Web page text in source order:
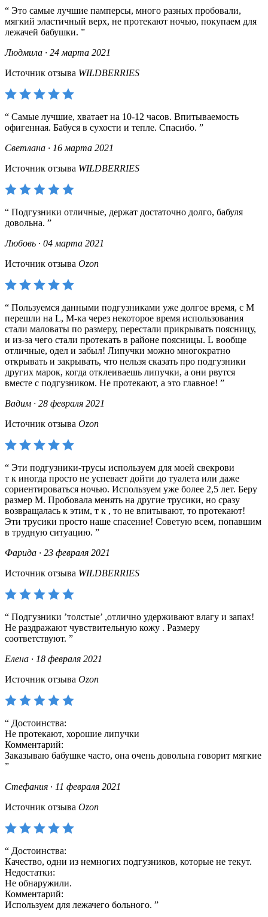
Это самые лучшие памперсы, много разных пробовали,
мягкий эластичный верх, не протекают ночью, покупаем для
лежачей бабушки.
Людмила · 24 марта 2021
Источник отзыва WILDBERRIES
Самые лучшие, хватает на 10-12 часов. Впитываемость
офигенная. Бабуся в сухости и тепле. Спасибо.
Светлана · 16 марта 2021
Источник отзыва WILDBERRIES
Подгузники отличные, держат достаточно долго, бабуля
довольна.
Любовь · 04 марта 2021
Источник отзыва Ozon
Пользуемся данными подгузниками уже долгое время, с М
перешли на L, M-ка через некоторое время использования
стали маловаты по размеру, перестали прикрывать поясницу,
и из-за чего стали протекать в районе поясницы. L вообще
отличные, одел и забыл! Липучки можно многократно
открывать и закрывать, что нельзя сказать про подгузники
других марок, когда отклеиваешь липучки, а они рвутся
вместе с подгузником. Не протекают, а это главное!
Вадим · 28 февраля 2021
Источник отзыва Ozon
Эти подгузники-трусы используем для моей свекрови
т к иногда просто не успевает дойти до туалета или даже
сориентироваться ночью. Используем уже более 2,5 лет. Беру
размер М. Пробовала менять на другие трусики, но сразу
возвращалась к этим, т к , то не впитывают, то протекают!
Эти трусики просто наше спасение! Советую всем, попавшим
в трудную ситуацию.
Фарида · 23 февраля 2021
Источник отзыва WILDBERRIES
Подгузники ’толстые’ ,отлично удерживают влагу и запах!
Не раздражают чувствительную кожу . Размеру
соответствуют.
Елена · 18 февраля 2021
Источник отзыва Ozon
Достоинства:
Не протекают, хорошие липучки
Комментарий:
Заказываю бабушке часто, она очень довольна говорит мягкие
Стефания · 11 февраля 2021
Источник отзыва Ozon
Достоинства:
Качество, одни из немногих подгузников, которые не текут.
Недостатки:
Не обнаружили.
Комментарий:
Используем для лежачего больного.